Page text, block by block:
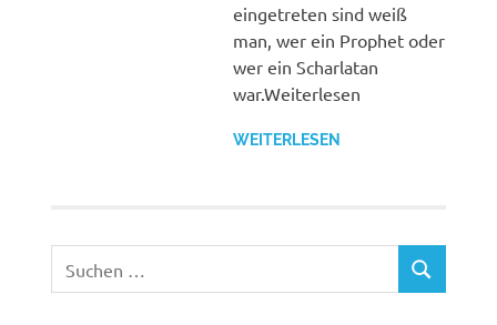
eingetreten sind weiß
man, wer ein Prophet oder
wer ein Scharlatan
war.Weiterlesen
WEITERLESEN
nach:
SUCHEN